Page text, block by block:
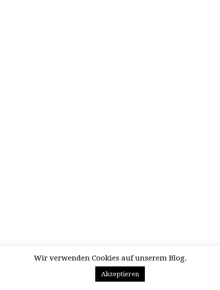
Wir verwenden Cookies auf unserem Blog.
Akzeptieren